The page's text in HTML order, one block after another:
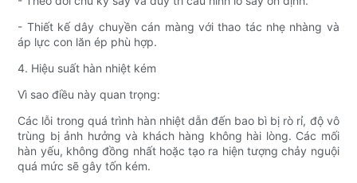
- Thiết kế dây chuyền cán màng với thao tác nhẹ nhàng và
áp lực con lăn ép phù hợp.
4. Hiệu suất hàn nhiệt kém
Vì sao điều này quan trọng:
Các lỗi trong quá trình hàn nhiệt dẫn đến bao bì bị rò rỉ, độ vô
trùng bị ảnh hưởng và khách hàng không hài lòng. Các mối
hàn yếu, không đồng nhất hoặc tạo ra hiện tượng chảy nguội
quá mức sẽ gây tốn kém.